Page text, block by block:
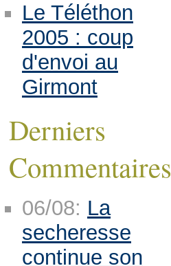
Le Téléthon
2005 : coup
d'envoi au
Girmont
Derniers
Commentaires
06/08: La
secheresse
continue son